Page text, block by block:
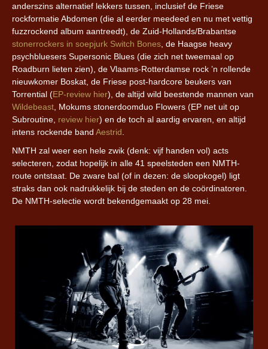
anderszins alternatief lekkers tussen, inclusief de Friese
rockformatie Abdomen (die al eerder meedeed en nu met vettig
fuzzrockend album aantreedt), de Zuid-Hollands/Brabantse
stonerrockers in soepjurk Switch Bones , de Haagse heavy
psychbluesers Supersonic Blues (die zich net tweemaal op
Roadburn lieten zien), de Vlaams-Rotterdamse rock ’n rollende
nieuwkomer Boskat, de Friese post-hardcore beukers van
Torrential (EP-review hier), de altijd wild beestende mannen van
Wildebeast , Mokums stonerdoomduo Flowers (EP net uit op
Subroutine, review hier) en de toch al aardig ervaren, en altijd
intens rockende band Aestrid
NMTH zal weer een hele zwik (denk: vijf handen vol) acts
selecteren, zodat hopelijk in alle 41 speelsteden een NMTH-
route ontstaat. De zware bal (of in dezen: de sloopkogel) ligt
straks dan ook nadrukkelijk bij de steden en de coördinatoren.
De NMTH-selectie wordt bekendgemaakt op 28 mei.